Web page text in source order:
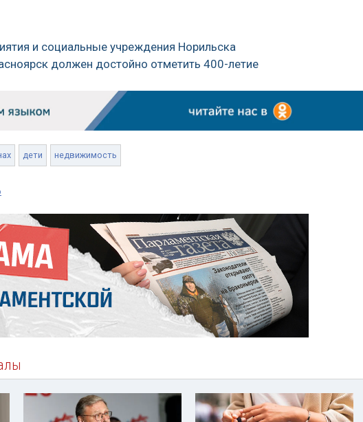
и социальные учреждения Норильска
должен достойно отметить 400-летие
дети недвижимость